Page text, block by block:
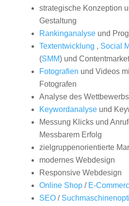
strategische Konzeption
Gestaltung
Rankinganalyseund
Textentwicklung , Social
(SMM) und
Fotografien und Videos
Fotografen
Analyse des Wettbewerbs
Keywordanalyseund
Messung Klicks und
Messbarem Erfolg
zielgruppenorientierte
modernes Webdesign
Responsive Webdesign
Online Shop/ E-
SEO/